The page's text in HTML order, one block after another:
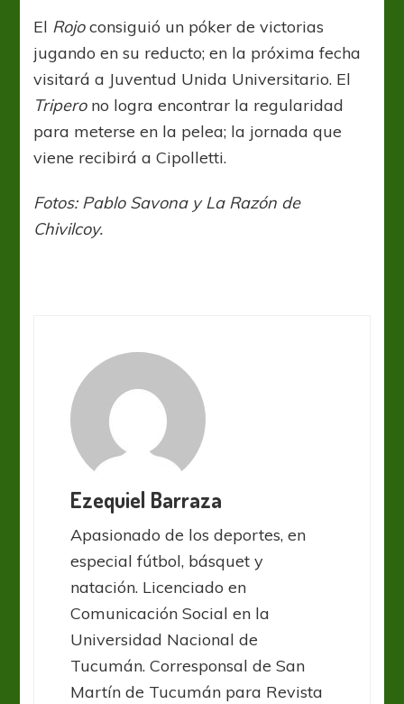
El Rojoconsiguió un póker de victorias
jugando en su reducto; en la próxima fecha
visitará a Juventud Unida Universitario. El
Triperono logra encontrar la regularidad
para meterse en la pelea; la jornada que
viene recibirá a Cipolletti.
Fotos: Pablo Savona y La Razón de
Chivilcoy.
Ezequiel Barraza
Apasionado de los deportes, en
especial fútbol, básquet y
natación. Licenciado en
Comunicación Social en la
Universidad Nacional de
Tucumán. Corresponsal de San
Martín de Tucumán para Revista